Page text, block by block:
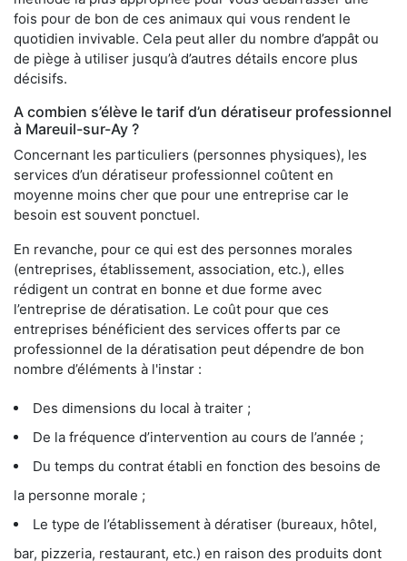
fois pour de bon de ces animaux qui vous rendent le
quotidien invivable. Cela peut aller du nombre d’appât ou
de piège à utiliser jusqu’à d’autres détails encore plus
décisifs.
A combien s’élève le tarif d’un dératiseur professionnel
à Mareuil-sur-Ay ?
Concernant les particuliers (personnes physiques), les
services d’un dératiseur professionnel coûtent en
moyenne moins cher que pour une entreprise car le
besoin est souvent ponctuel.
En revanche, pour ce qui est des personnes morales
(entreprises, établissement, association, etc.), elles
rédigent un contrat en bonne et due forme avec
l’entreprise de dératisation. Le coût pour que ces
entreprises bénéficient des services offerts par ce
professionnel de la dératisation peut dépendre de bon
nombre d’éléments à l'instar :
Des dimensions du local à traiter ;
De la fréquence d’intervention au cours de l’année ;
Du temps du contrat établi en fonction des besoins de
la personne morale ;
Le type de l’établissement à dératiser (bureaux, hôtel,
bar, pizzeria, restaurant, etc.) en raison des produits dont